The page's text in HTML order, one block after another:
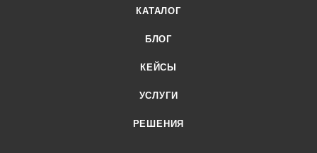
КАТАЛОГ
БЛОГ
КЕЙСЫ
УСЛУГИ
РЕШЕНИЯ